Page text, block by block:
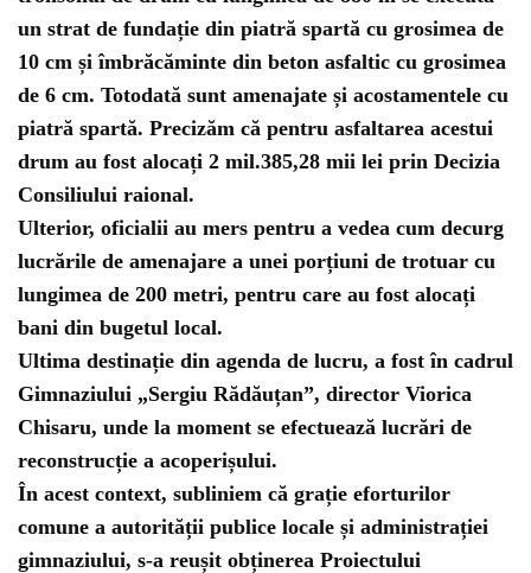
un strat de fundație din piatră spartă cu grosimea de
10 cm și îmbrăcăminte din beton asfaltic cu grosimea
de 6 cm. Totodată sunt amenajate și acostamentele cu
piatră spartă. Precizăm că pentru asfaltarea acestui
drum au fost alocați 2 mil.385,28 mii lei prin Decizia
Consiliului raional.
Ulterior, oficialii au mers pentru a vedea cum decurg
lucrările de amenajare a unei porțiuni de trotuar cu
lungimea de 200 metri, pentru care au fost alocați
bani din bugetul local.
Ultima destinație din agenda de lucru, a fost în cadrul
Gimnaziului „Sergiu Rădăuțan”, director Viorica
Chisaru, unde la moment se efectuează lucrări de
reconstrucție a acoperișului.
În acest context, subliniem că grație eforturilor
comune a autorității publice locale și administrației
gimnaziului, s-a reușit obținerea Proiectului